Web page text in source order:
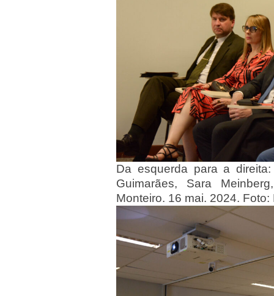
Da esquerda para a
Guimarães, Sara
Monteiro. 16 mai. 2024. Foto: